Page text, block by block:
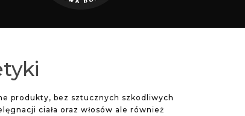
produkty, bez sztucznych szkodliwych
ciała oraz włosów ale również